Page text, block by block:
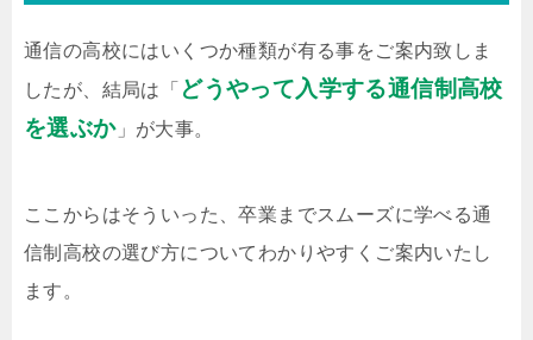
通信の高校にはいくつか種類が有る事をご案内致しま
したが、結局は「 どうやって入学する通信制高校
を選ぶか」が大事。
ここからはそういった、卒業までスムーズに学べる通
信制高校の選び方についてわかりやすくご案内いたし
ます。